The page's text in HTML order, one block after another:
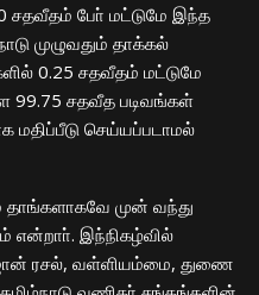
சதவீதம் போ் மட்டுமே இந்த
முழுவதும் தாக்கல்
0.25 சதவீதம் மட்டுமே
99.75 சதவீத படிவங்கள்
செய்யப்படாமல்
முன் வந்து
என்றாா். இந்நிகழ்வில்
ரசல், வள்ளியம்மை, துணை